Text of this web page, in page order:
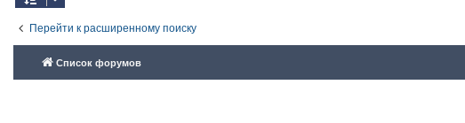
Перейти к расширенному поиску
Список форумов